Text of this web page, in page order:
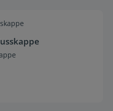
0 von 5 Sternen